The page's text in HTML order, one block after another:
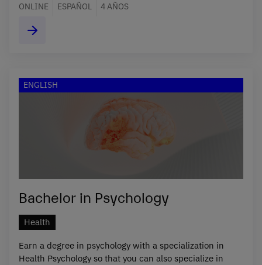
ONLINE ESPAÑOL 4 AÑOS
ENGLISH
Bachelor in Psychology
Health
Earn a degree in psychology with a specialization in
Health Psychology so that you can also specialize in